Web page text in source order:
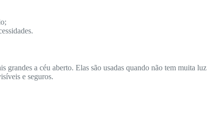
grandes a céu aberto. Elas são usadas quando não tem muita luz
e seguros.